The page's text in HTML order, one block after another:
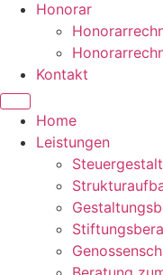
Honorar
Kontakt
Home
Leistungen